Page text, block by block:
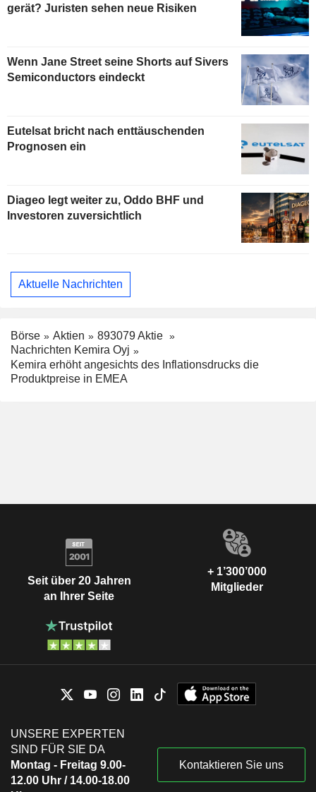
gerät? Juristen sehen neue Risiken
Wenn Jane Street seine Shorts auf Sivers
Semiconductors eindeckt
Eutelsat bricht nach enttäuschenden
Prognosen ein
Diageo legt weiter zu, Oddo BHF und
Investoren zuversichtlich
Aktuelle Nachrichten
Börse Aktien
893079 Aktie
Nachrichten Kemira Oyj
Kemira erhöht angesichts des Inflationsdrucks die
Produktpreise in EMEA
Seit über 20 Jahren
an Ihrer Seite
+ 1’300’000
Mitglieder
UNSERE EXPERTEN
SIND FÜR SIE DA
Montag - Freitag 9.00-
12.00 Uhr / 14.00-18.00
Kontaktieren Sie uns